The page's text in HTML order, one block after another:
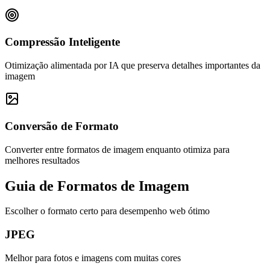
Compressão Inteligente
Otimização alimentada por IA que preserva detalhes importantes da
imagem
Conversão de Formato
Converter entre formatos de imagem enquanto otimiza para
melhores resultados
Guia de Formatos de Imagem
Escolher o formato certo para desempenho web ótimo
JPEG
Melhor para fotos e imagens com muitas cores